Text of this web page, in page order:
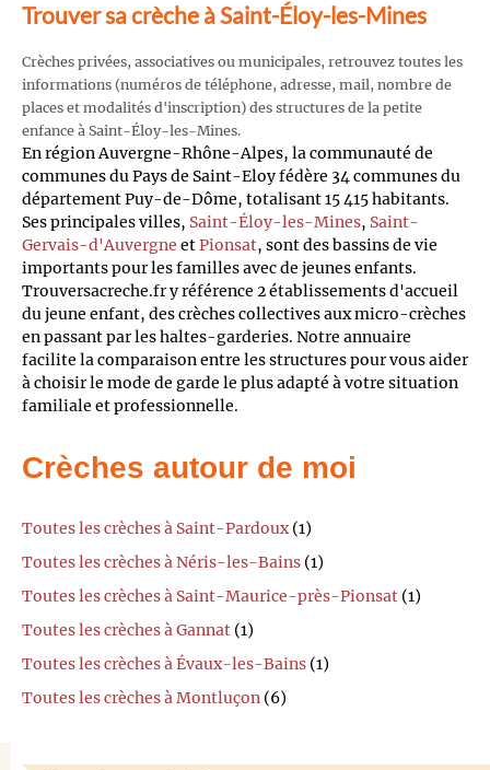
Trouver sa crèche à Saint-Éloy-les-Mines
Crèches privées, associatives ou municipales, retrouvez toutes les
informations (numéros de téléphone, adresse, mail, nombre de
places et modalités d'inscription) des structures de la petite
enfance à Saint-Éloy-les-Mines.
En région Auvergne-Rhône-Alpes, la communauté de
communes du Pays de Saint-Eloy fédère 34 communes du
département Puy-de-Dôme, totalisant 15 415 habitants.
Ses principales villes, Saint-Éloy-les-Mines, Saint-
Gervais-d'Auvergne etPionsat, sont des bassins de vie
importants pour les familles avec de jeunes enfants.
Trouversacreche.fr y référence 2 établissements d'accueil
du jeune enfant, des crèches collectives aux micro-crèches
en passant par les haltes-garderies. Notre annuaire
facilite la comparaison entre les structures pour vous aider
à choisir le mode de garde le plus adapté à votre situation
familiale et professionnelle.
Crèches autour de moi
Toutes les crèches à Saint-Pardoux(1)
Toutes les crèches à Néris-les-Bains (1)
Toutes les crèches à Saint-Maurice-près-Pionsat (1)
Toutes les crèches à Gannat (1)
Toutes les crèches à Évaux-les-Bains (1)
Toutes les crèches à Montluçon (6)